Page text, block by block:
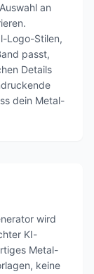
an
Logo-Stilen,
passt,
Details
dein Metal-
wird
KI-
Metal-
keine